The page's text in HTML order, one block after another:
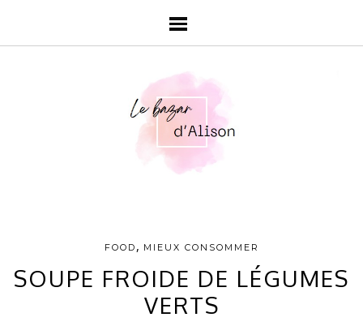
FOOD , MIEUX CONSOMMER
SOUPE FROIDE DE LÉGUMES
VERTS